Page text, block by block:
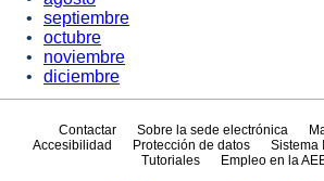
septiembre
octubre
noviembre
diciembre
Contactar Sobre la sede electrónica
Accesibilidad
Protección de datos
Sistema
Tutoriales
Empleo en la